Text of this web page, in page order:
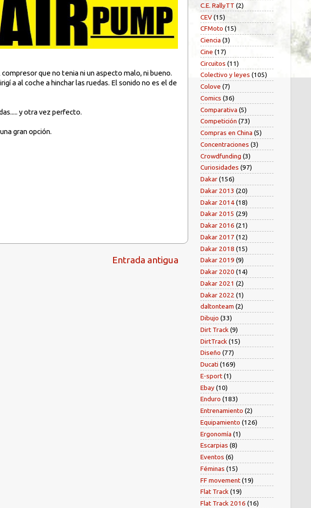
que no tenia ni un aspecto malo, ni bueno.
a al coche a hinchar las ruedas. El sonido no es el de
y otra vez perfecto.
gran opción.
Entrada antigua
C.E. RallyTT (2)
CEV(15)
CFMoto (15)
Ciencia (3)
Cine (17)
Circuitos (11)
Colectivo y leyes (105)
Colove (7)
Comics (36)
Comparativa (5)
Competición (73)
Compras en China (5)
Concentraciones (3)
Crowdfunding (3)
Curiosidades (97)
Dakar(156)
Dakar 2013 (20)
Dakar 2014(18)
Dakar 2015 (29)
Dakar 2016 (21)
Dakar 2017 (12)
Dakar 2018 (15)
Dakar 2019 (9)
Dakar 2020 (14)
Dakar 2021 (2)
Dakar 2022 (1)
daltonteam (2)
Dibujo (33)
Dirt Track (9)
DirtTrack (15)
Diseño (77)
Ducati (169)
E-sport(1)
Ebay(10)
Enduro (183)
Entrenamiento (2)
Equipamiento (126)
Ergonomía (1)
Escarpias (8)
Eventos (6)
Féminas (15)
FF movement(19)
Flat Track(19)
Flat Track 2016 (16)